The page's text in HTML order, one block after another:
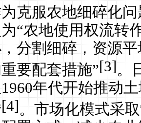
克服农地细碎化
“农地使用权流转
分割细碎，资源
要配套措施”[3]。
1960年代开始推动
[4]。市场化模式采